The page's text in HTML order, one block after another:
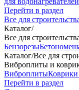
Перейти в раздел
Все для
Каталог/
Все для
Бензорезы
Каталог/Все для
Виброплиты и
ВиброплитыКоврики
Перейти в раздел